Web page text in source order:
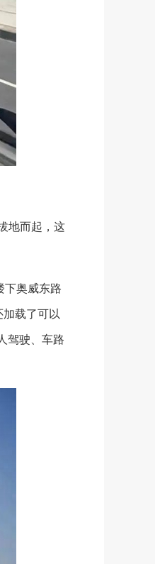
地而起，这
奥威东路
载了可以
驾驶、车路